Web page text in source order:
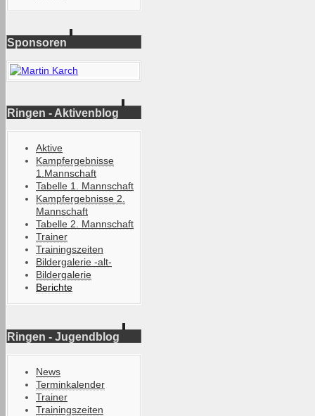
Sponsoren
Ringen - Aktivenblog
Aktive
Kampfergebnisse
1.Mannschaft
Tabelle 1. Mannschaft
Kampfergebnisse 2.
Mannschaft
Tabelle 2. Mannschaft
Trainer
Trainingszeiten
Bildergalerie -alt-
Bildergalerie
Berichte
Ringen - Jugendblog
News
Terminkalender
Trainer
Trainingszeiten